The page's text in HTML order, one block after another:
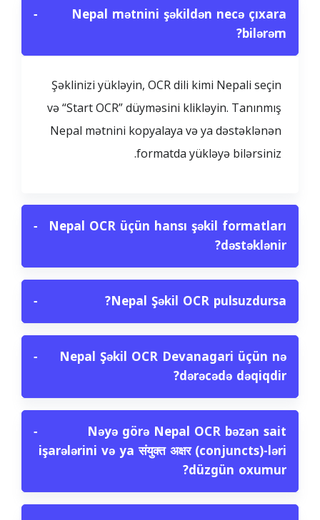
Nepal mətnini şəkildən necə çıxara
bilərəm?
−
Şəklinizi yükləyin, OCR dili kimi Nepali seçin
və “Start OCR” düyməsini klikləyin. Tanınmış
Nepal mətnini kopyalaya və ya dəstəklənən
formatda yükləyə bilərsiniz.
Nepal OCR üçün hansı şəkil formatları
dəstəklənir?
−
Nepal Şəkil OCR pulsuzdursa?
−
Nepal Şəkil OCR Devanagari üçün nə
dərəcədə dəqiqdir?
−
Nəyə görə Nepal OCR bəzən sait
işarələrini və ya संयुक्त अक्षर (conjuncts)-ləri
düzgün oxumur?
−